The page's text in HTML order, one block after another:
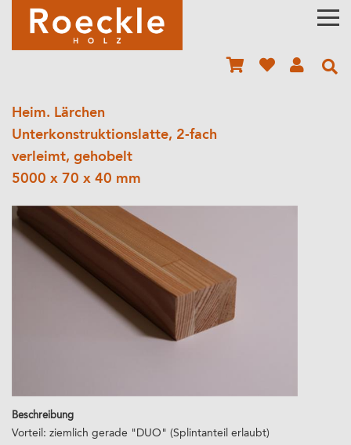
Heim. Lärchen
Unterkonstruktionslatte, 2-fach
verleimt, gehobelt
5000 x 70 x 40 mm
Beschreibung
Vorteil: ziemlich gerade "DUO" (Splintanteil erlaubt)